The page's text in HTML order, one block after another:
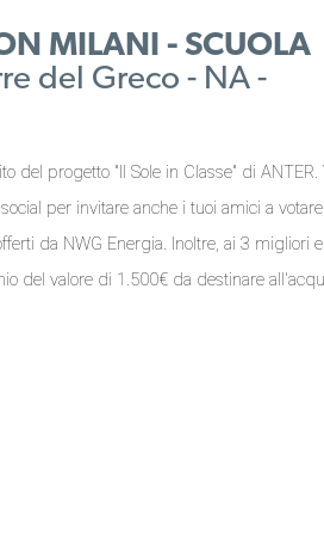
MILANI - SCUOLA
del Greco - NA -
del progetto "Il Sole in Classe" di
per invitare anche i tuoi amici a
da NWG Energia. Inoltre, ai 3 migliori
del valore di 1.500€ da destinare